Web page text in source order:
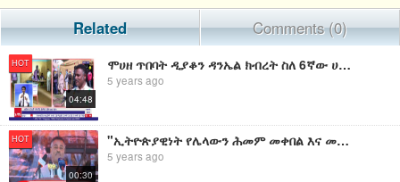
Related Comments (0)
HOT
04:48
ሞሀዘ ጥበባት ዲያቆን ዳንኤል ክብረት ስለ 6ኛው ሀገራዊ ምርጫ የሰጡት አስተያየት
5 years ago
HOT
00:30
"ኢትዮጵያዊነት የሌላውን ሕመም መቀበል እና መታመም ነው" ሙአዘ ጥበባት ዲያቆን ዳንኤል ክብረት
5 years ago